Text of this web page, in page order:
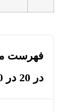
در 20 در 40 سانتی‌متر